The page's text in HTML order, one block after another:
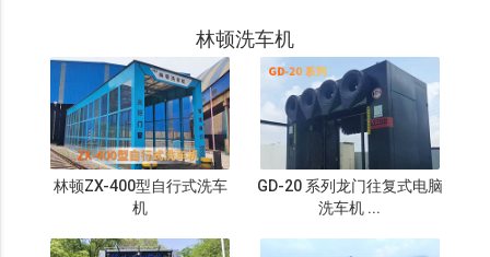
林顿洗车机
林顿ZX-400型自行式洗车
机
GD-20 系列龙门往复式电脑
洗车机 ...